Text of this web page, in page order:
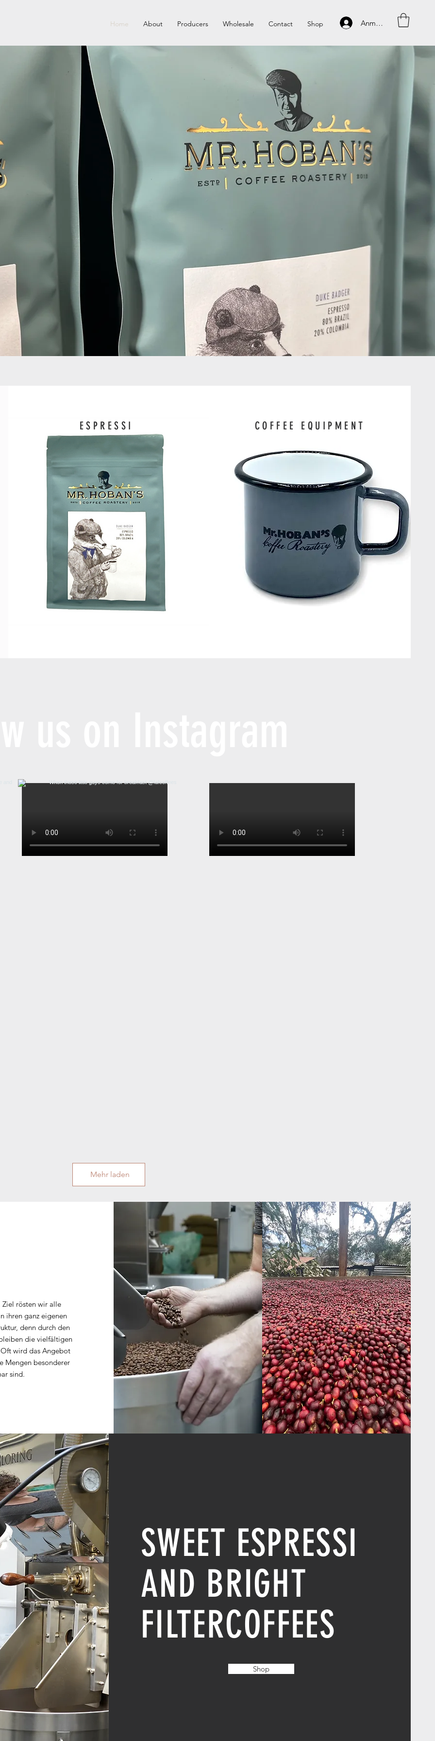
Home About Producers Wholesale Contact Shop Anmelden
ESPRESSI COFFEE EQUIPMENT
Mehr laden
Ziel rösten wir alle
ihren ganz eigenen
denn durch den
die vielfältigen
wird das Angebot
Mengen besonderer
sind.
SWEET ESPRESSI
AND BRIGHT
FILTERCOFFEES
Shop